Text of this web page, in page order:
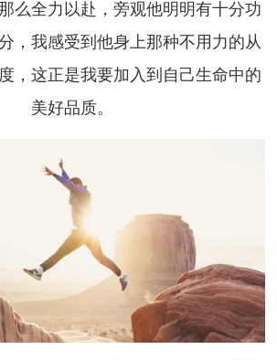
么全力以赴，旁观他明明有十分功
，我感受到他身上那种不用力的从
，这正是我要加入到自己生命中的
美好品质。